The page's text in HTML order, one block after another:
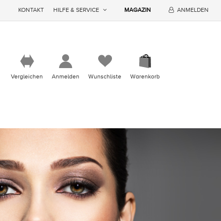
KONTAKT HILFE & SERVICE MAGAZIN ANMELDEN
Vergleichen Anmelden Wunschliste Warenkorb